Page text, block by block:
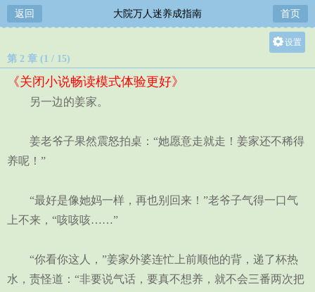
返回 大院万人迷养成指南 首页
设置
第 2 章 (1 / 15)
《关闭小说畅读模式体验更好》
另一边的姜家。
姜老爷子果然震怒拍桌：“她愿意走就走！姜家还不稀得
养呢！”
“最好是像她妈一样，再也别回来！”老爷子气得一口气
上不来，“咳咳咳……”
“你看你这人，”姜家外婆连忙上前顺他的背，递了杯热
水，责怪道：“非要说气话，要真不想养，就不会三番两次把